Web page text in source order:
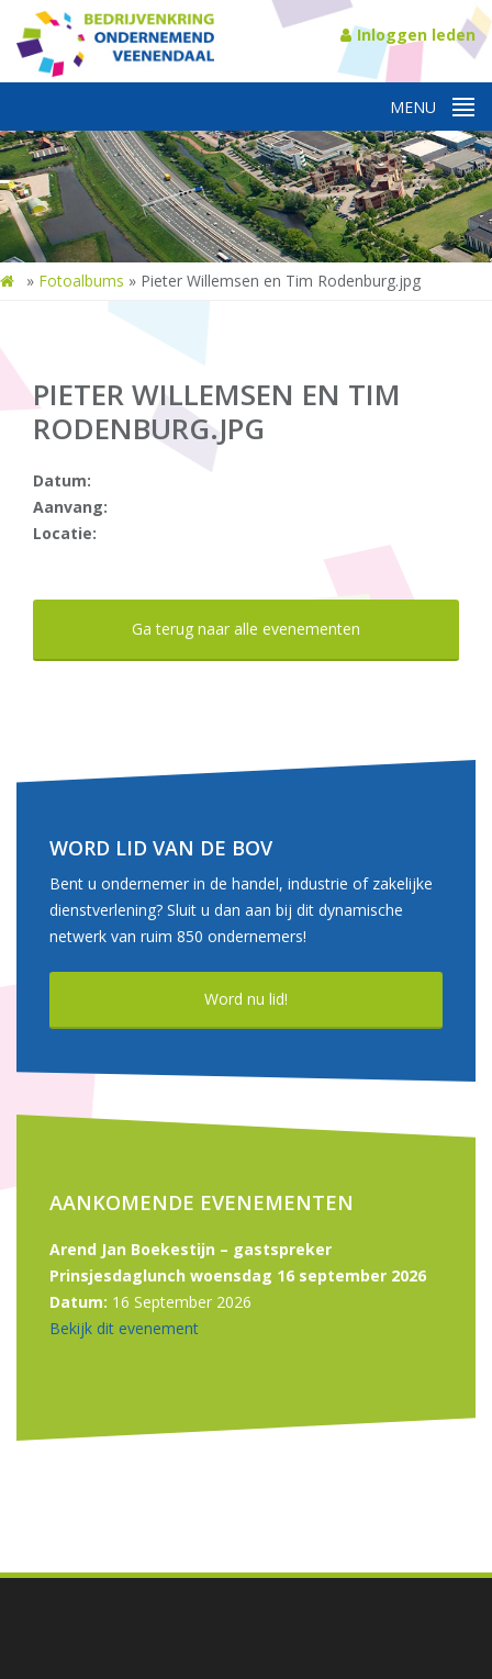
Inloggen leden
» Fotoalbums » Pieter Willemsen en Tim Rodenburg.jpg
PIETER WILLEMSEN EN TIM
RODENBURG.JPG
Datum:
Aanvang:
Locatie:
Ga terug naar alle evenementen
WORD LID VAN DE BOV
Bent u ondernemer in de handel, industrie of zakelijke
dienstverlening? Sluit u dan aan bij dit dynamische
netwerk van ruim 850 ondernemers!
Word nu lid!
AANKOMENDE EVENEMENTEN
Arend Jan Boekestijn – gastspreker
Prinsjesdaglunch woensdag 16 september 2026
Datum: 16 September 2026
Bekijk dit evenement